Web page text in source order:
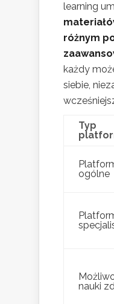
learning
różnym
każdy
siebie,
Typ
ogólne
nauki